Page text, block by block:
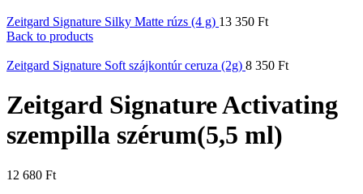
Zeitgard Signature Silky Matte rúzs (4 g) 13 350 Ft
Back to products
Zeitgard Signature Soft szájkontúr ceruza (2g) 8 350 Ft
Zeitgard Signature Activating
szempilla szérum(5,5 ml)
12 680 Ft